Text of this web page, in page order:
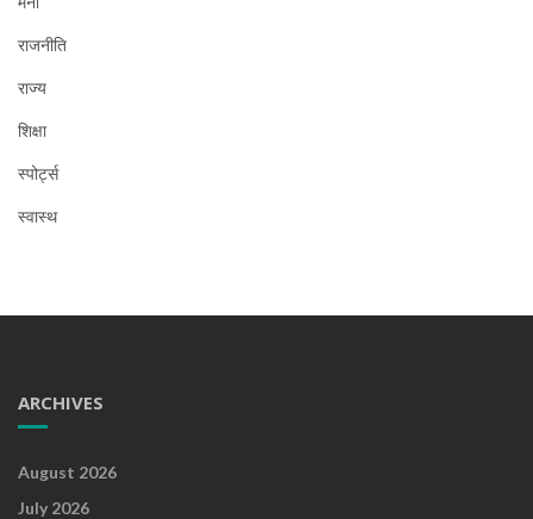
राजनीति
राज्य
शिक्षा
स्पोर्ट्स
स्वास्थ
ARCHIVES
August 2026
July 2026